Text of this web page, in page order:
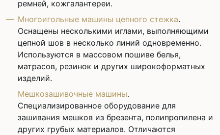
ремней, кожгалантереи.
Многоигольные машины цепного стежка.
Оснащены несколькими иглами, выполняющими
цепной шов в несколько линий одновременно.
Используются в массовом пошиве белья,
матрасов, резинок и других широкоформатных
изделий.
Мешкозашивочные машины.
Специализированное оборудование для
зашивания мешков из брезента, полипропилена и
других грубых материалов. Отличаются